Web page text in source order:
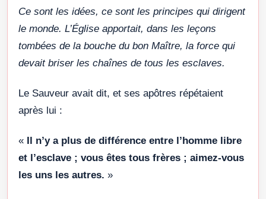
Ce sont les idées, ce sont les principes qui dirigent
le monde. L’Église apportait, dans les leçons
tombées de la bouche du bon Maître, la force qui
devait briser les chaînes de tous les esclaves.
Le Sauveur avait dit, et ses apôtres répétaient
après lui :
«
Il n’y a plus de différence entre l’homme libre
et l’esclave ; vous êtes tous frères ; aimez-vous
les uns les autres. »